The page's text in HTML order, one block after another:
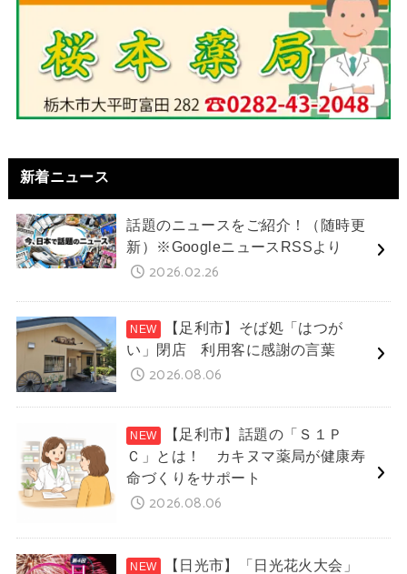
新着ニュース
話題のニュースをご紹介！（随時更
新）※GoogleニュースRSSより
2026.02.26
【足利市】そば処「はつが
い」閉店 利用客に感謝の言葉
2026.08.06
【足利市】話題の「Ｓ１Ｐ
Ｃ」とは！ カキヌマ薬局が健康寿
命づくりをサポート
2026.08.06
【日光市】「日光花火大会」